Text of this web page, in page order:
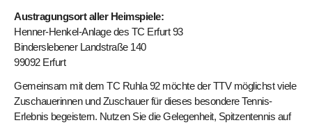
Austragungsort aller Heimspiele:
Henner-Henkel-Anlage des TC Erfurt 93
Binderslebener Landstraße 140
99092 Erfurt
Gemeinsam mit dem TC Ruhla 92 möchte der TTV möglichst viele
Zuschauerinnen und Zuschauer für dieses besondere Tennis-
Erlebnis begeistern. Nutzen Sie die Gelegenheit, Spitzentennis auf